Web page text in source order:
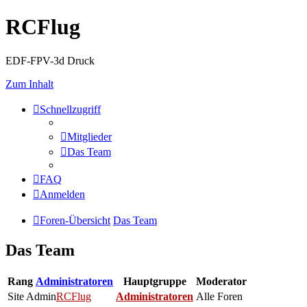
RCFlug
EDF-FPV-3d Druck
Zum Inhalt
Schnellzugriff
Mitglieder
Das Team
FAQ
Anmelden
Foren-Übersicht Das Team
Das Team
Rang Administratoren Hauptgruppe
Moderator
Site AdminRCFlug Administratoren Alle Foren